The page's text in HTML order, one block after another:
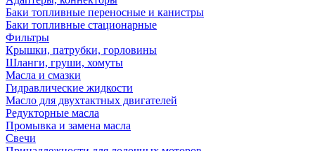
Баки топливные переносные и канистры
Баки топливные стационарные
Фильтры
Крышки, патрубки, горловины
Шланги, груши, хомуты
Масла и смазки
Гидравлические жидкости
Масло для двухтактных двигателей
Редукторные масла
Промывка и замена масла
Свечи